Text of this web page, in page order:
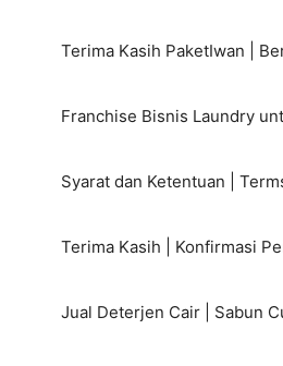
Terima Kasih PaketIwan |
Franchise Bisnis Laundry
Syarat dan Ketentuan |
Terima Kasih | Konfirmasi
Jual Deterjen Cair | Sabun